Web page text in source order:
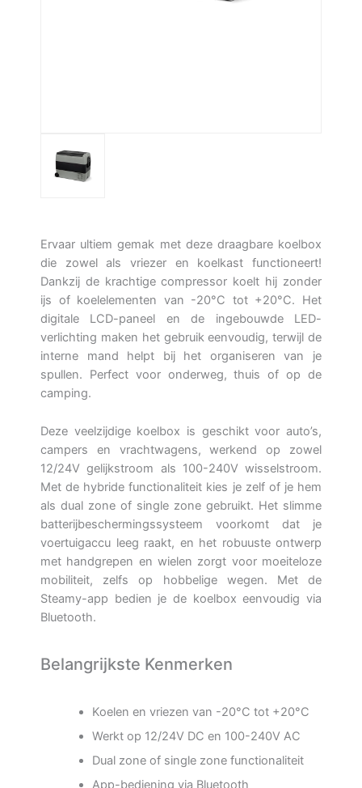
Ervaar ultiem gemak met deze draagbare koelbox
die zowel als vriezer en koelkast functioneert!
Dankzij de krachtige compressor koelt hij zonder
ijs of koelelementen van -20°C tot +20°C. Het
digitale LCD-paneel en de ingebouwde LED-
verlichting maken het gebruik eenvoudig, terwijl de
interne mand helpt bij het organiseren van je
spullen. Perfect voor onderweg, thuis of op de
camping.
Deze veelzijdige koelbox is geschikt voor auto’s,
campers en vrachtwagens, werkend op zowel
12/24V gelijkstroom als 100-240V wisselstroom.
Met de hybride functionaliteit kies je zelf of je hem
als dual zone of single zone gebruikt. Het slimme
batterijbeschermingssysteem voorkomt dat je
voertuigaccu leeg raakt, en het robuuste ontwerp
met handgrepen en wielen zorgt voor moeiteloze
mobiliteit, zelfs op hobbelige wegen. Met de
Steamy-app bedien je de koelbox eenvoudig via
Bluetooth.
Belangrijkste Kenmerken
Koelen en vriezen van -20°C tot +20°C
Werkt op 12/24V DC en 100-240V AC
Dual zone of single zone functionaliteit
App-bediening via Bluetooth